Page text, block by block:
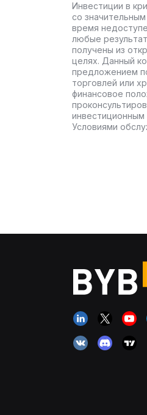
Инвестиции в
со
время
любые
получены из
целях. Данный
предложением
торговлей или
финансовое
Условиями